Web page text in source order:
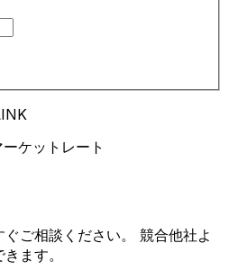
ケットレート
ご相談ください。 競合他社よ
ます。